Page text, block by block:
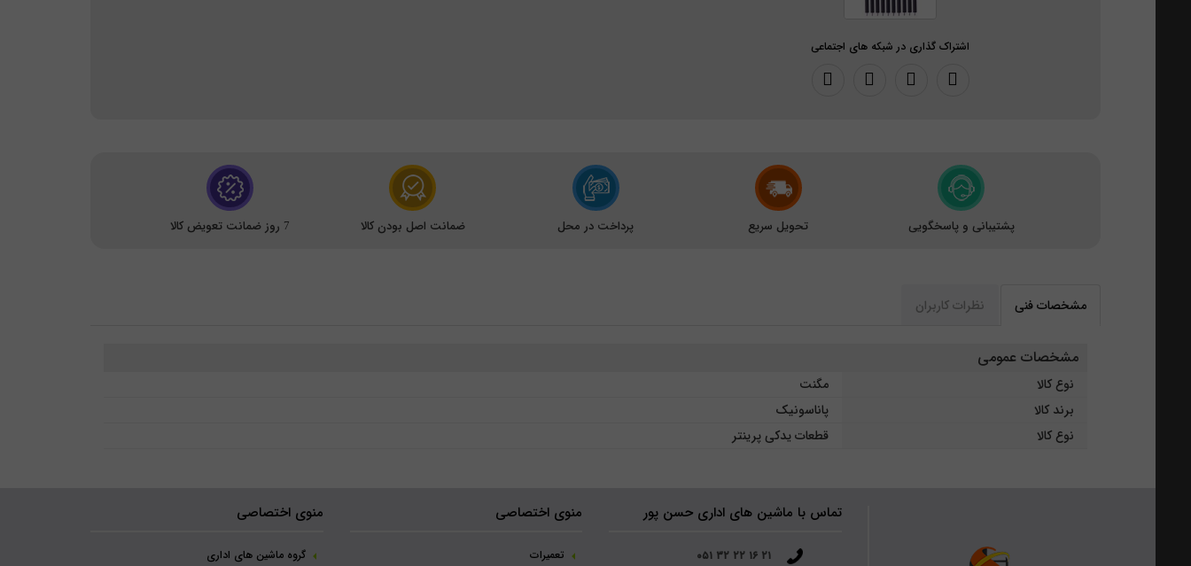
اشتراک گذاری در شبکه های اجتماعی
پشتیبانی و پاسخگویی تحویل سریع پرداخت در محل ضمانت اصل بودن کالا 7 روز ضمانت تعویض کالا
مشخصات فنی نظرات کاربران
مشخصات عمومی
نوع کالا
مگنت
برند کالا
پاناسونیک
نوع کالا
قطعات یدکی پرینتر
منوی اختصاصی
گروه ماشین های اداری
تماس با ماشین های اداری حسن پور
۰۵۱ ۳۲ ۲۲ ۱۶ ۲۱
منوی اختصاصی
تعمیرات